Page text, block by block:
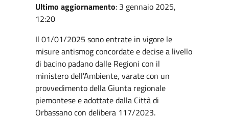
Ultimo aggiornamento: 3 gennaio 2025,
12:20
Il 01/01/2025 sono entrate in vigore le
misure antismog concordate e decise a livello
di bacino padano dalle Regioni con il
ministero dell'Ambiente, varate con un
provvedimento della Giunta regionale
piemontese e adottate dalla Città di
Orbassano con delibera 117/2023.